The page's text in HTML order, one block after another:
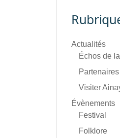
Actualités
Échos de
Partenaires
Visiter
Évènements
Festival
Folklore